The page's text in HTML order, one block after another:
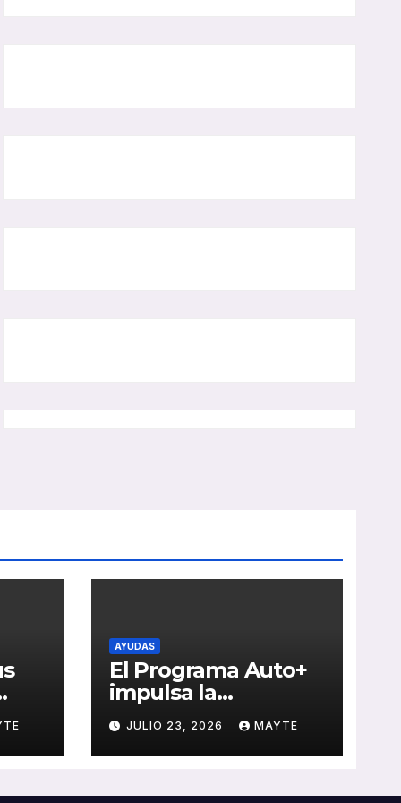
AYUDAS
El Programa Auto+
impulsa la
renovación de flotas
con ayudas a
vehículos eléctricos
JULIO 23, 2026 MAYTE